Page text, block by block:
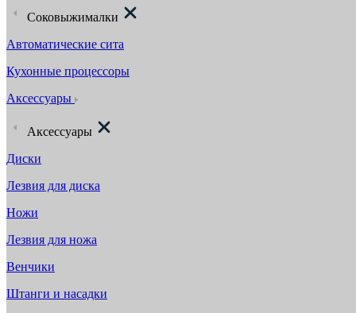
Соковыжималки
Автоматические сита
Кухонные процессоры
Аксессуары
Аксессуары
Диски
Лезвия для диска
Ножи
Лезвия для ножа
Венчики
Штанги и насадки